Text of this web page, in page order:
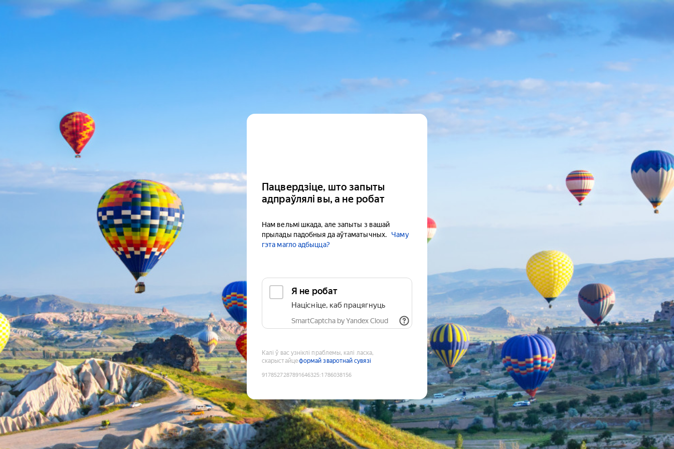
Пацвердзіце, што запыты
адпраўлялі вы, а не робат
Нам вельмі шкада, але запыты з вашай
прылады падобныя да аўтаматычных.
Чаму
гэта магло адбыцца?
Я не робат
Націсніце, каб працягнуць
SmartCaptcha by Yandex Cloud
Калі ў вас узніклі праблемы, калі ласка,
скарыстайцеформай зваротнай сувязі
9178527287891646325:1786038156